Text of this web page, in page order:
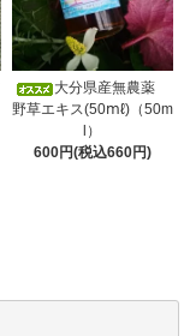
大分県産無農薬
野草エキス(50ⅿℓ)（50m
l）
600円(税込660円)